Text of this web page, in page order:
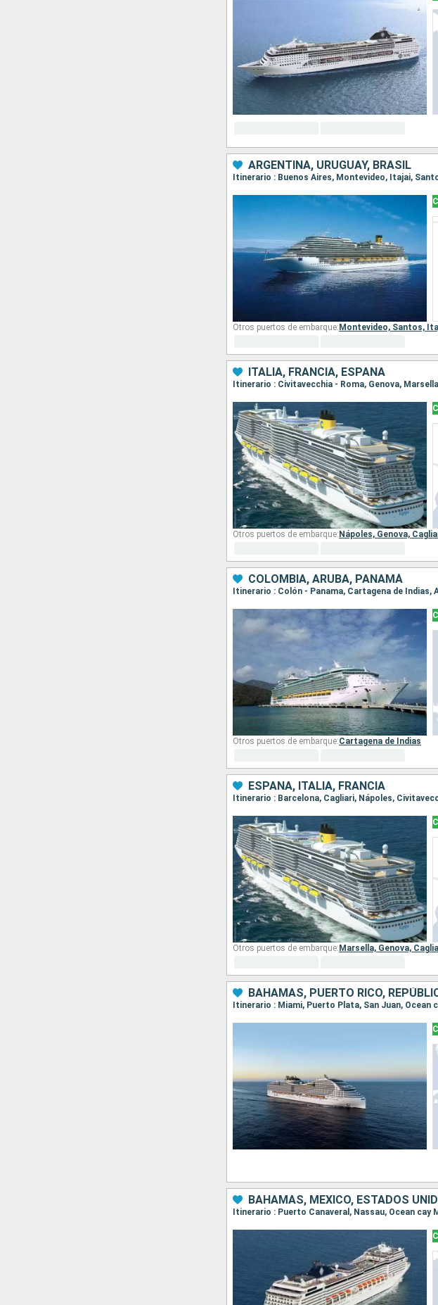
ARGENTINA, URUGUAY, BRASIL
Itinerario : Buenos Aires, Montevideo, Itajai,
Otros puertos de embarque: Montevideo, Santos,
ITALIA, FRANCIA, ESPAÑA
Itinerario : Civitavecchia - Roma, Genova,
Otros puertos de embarque: Nápoles, Genova,
COLOMBIA, ARUBA, PANAMÁ
Itinerario : Colón - Panama, Cartagena de
Otros puertos de embarque:Cartagena de Indias
ESPAÑA, ITALIA, FRANCIA
Itinerario : Barcelona, Cagliari, Nápoles,
Otros puertos de embarque: Marsella, Genova,
BAHAMAS, PUERTO RICO,
Itinerario : Miami, Puerto Plata, San Juan, Ocean
BAHAMAS, MÉXICO, ESTADOS
Itinerario : Puerto Canaveral, Nassau, Ocean cay